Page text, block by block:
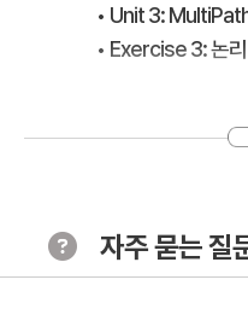
• Unit 3:
• Exercise 3: 논
자주 묻는 질